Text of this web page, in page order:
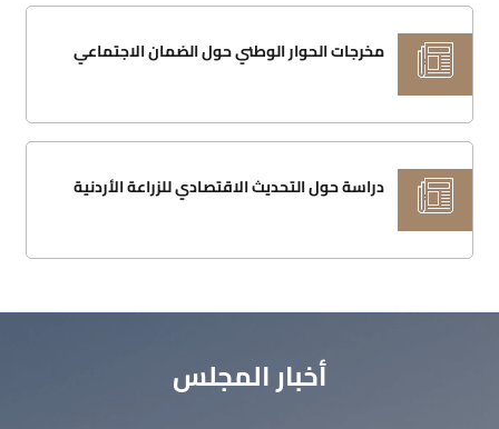
مخرجات الحوار الوطني حول الضمان الاجتماعي
دراسة حول التحديث الاقتصادي للزراعة الأردنية
أخبار المجلس